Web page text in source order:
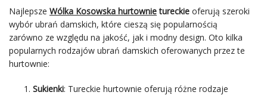
Najlepsze Wólka Kosowska hurtownietureckie oferują szeroki
wybór ubrań damskich, które cieszą się popularnością
zarówno ze względu na jakość, jak i modny design. Oto kilka
popularnych rodzajów ubrań damskich oferowanych przez te
hurtownie:
Sukienki: Tureckie hurtownie oferują różne rodzaje